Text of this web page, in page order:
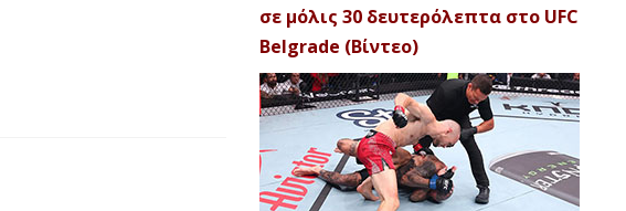
σε μόλις 30 δευτερόλεπτα στο UFC
Belgrade (Βίντεο)